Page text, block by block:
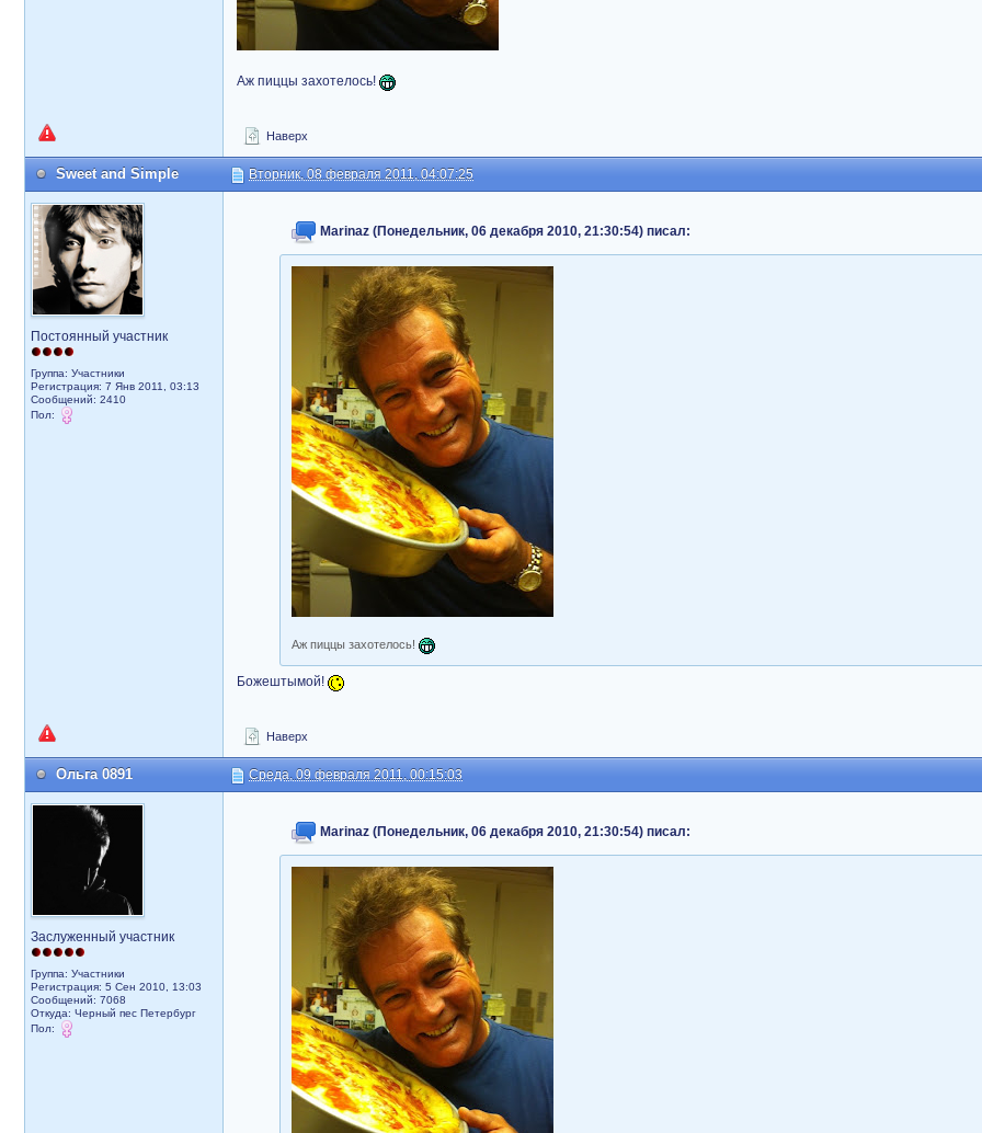
Аж пиццы захотелось!
Наверх
Sweet and Simple Вторник, 08 февраля 2011, 04:07:25
Постоянный участник
Группа: Участники
Регистрация: 7 Янв 2011, 03:13
Сообщений: 2410
Пол:
Marinaz (Понедельник, 06 декабря 2010, 21:30:54) писал:
Аж пиццы захотелось!
Божештымой!
Наверх
Ольга 0891 Среда, 09 февраля 2011, 00:15:03
Заслуженный участник
Группа: Участники
Регистрация: 5 Сен 2010, 13:03
Сообщений: 7068
Откуда: Черный пес Петербург
Пол:
Marinaz (Понедельник, 06 декабря 2010, 21:30:54) писал: